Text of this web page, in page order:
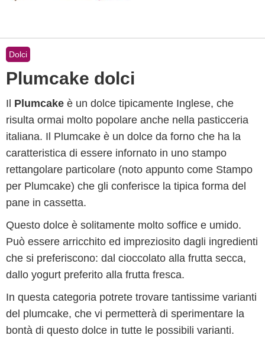
Dolci
Plumcake dolci
Il Plumcake è un dolce tipicamente Inglese, che
risulta ormai molto popolare anche nella pasticceria
italiana. Il Plumcake è un dolce da forno che ha la
caratteristica di essere infornato in uno stampo
rettangolare particolare (noto appunto come Stampo
per Plumcake) che gli conferisce la tipica forma del
pane in cassetta.
Questo dolce è solitamente molto soffice e umido.
Può essere arricchito ed impreziosito dagli ingredienti
che si preferiscono: dal cioccolato alla frutta secca,
dallo yogurt preferito alla frutta fresca.
In questa categoria potrete trovare tantissime varianti
del plumcake, che vi permetterà di sperimentare la
bontà di questo dolce in tutte le possibili varianti.